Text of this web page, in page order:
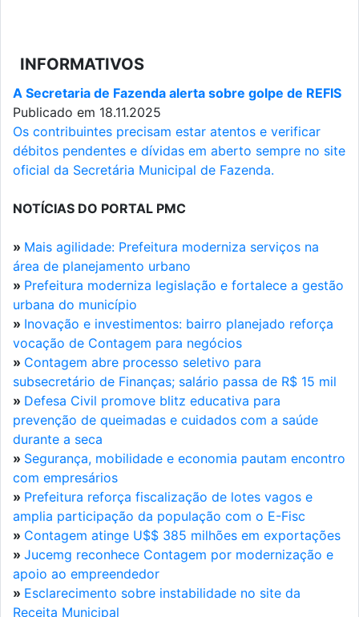
INFORMATIVOS
A Secretaria de Fazenda alerta sobre golpe de REFIS
Publicado em 18.11.2025
Os contribuintes precisam estar atentos e verificar
débitos pendentes e dívidas em aberto sempre no site
oficial da Secretária Municipal de Fazenda.
NOTÍCIAS DO PORTAL PMC
» Mais agilidade: Prefeitura moderniza serviços na
área de planejamento urbano
» Prefeitura moderniza legislação e fortalece a gestão
urbana do município
» Inovação e investimentos: bairro planejado reforça
vocação de Contagem para negócios
» Contagem abre processo seletivo para
subsecretário de Finanças; salário passa de R$ 15 mil
» Defesa Civil promove blitz educativa para
prevenção de queimadas e cuidados com a saúde
durante a seca
» Segurança, mobilidade e economia pautam encontro
com empresários
» Prefeitura reforça fiscalização de lotes vagos e
amplia participação da população com o E-Fisc
» Contagem atinge U$$ 385 milhões em exportações
» Jucemg reconhece Contagem por modernização e
apoio ao empreendedor
» Esclarecimento sobre instabilidade no site da
Receita Municipal